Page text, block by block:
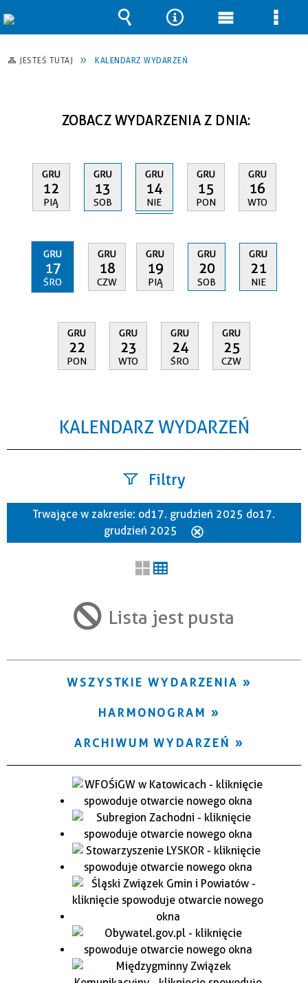
JESTEŚ TUTAJ KALENDARZ WYDARZEŃ
ZOBACZ WYDARZENIA Z DNIA:
GRU
12
PIĄ
GRU
13
SOB
GRU
14
NIE
GRU
15
PON
GRU
16
WTO
GRU
17
ŚRO
GRU
18
CZW
GRU
19
PIĄ
GRU
20
SOB
GRU
21
NIE
GRU
22
PON
GRU
23
WTO
GRU
24
ŚRO
GRU
25
CZW
KALENDARZ WYDARZEŃ
Filtry
Szukana fraza
Trwające w zakresie
Trwające w zakresie: od 17. grudzień 2025 do 17.
grudzień 2025
Lista jest pusta
WSZYSTKIE WYDARZENIA
HARMONOGRAM
ARCHIWUM WYDARZEŃ
Wyszukiwarka
Narzędzia
Menu Menu